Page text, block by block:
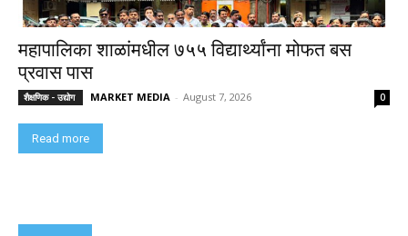
महापालिका शाळांमधील ७५५ विद्यार्थ्यांना मोफत बस
प्रवास पास
शैक्षणिक - उद्योग MARKET MEDIA - August 7, 2026 0
Read more